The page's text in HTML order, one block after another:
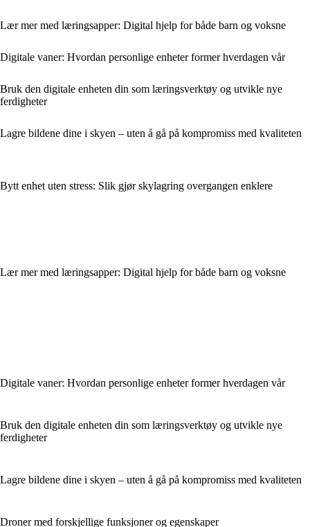
Lær mer med læringsapper: Digital hjelp for både barn og voksne
Digitale vaner: Hvordan personlige enheter former hverdagen vår
Bruk den digitale enheten din som læringsverktøy og utvikle nye
ferdigheter
Lagre bildene dine i skyen – uten å gå på kompromiss med kvaliteten
Bytt enhet uten stress: Slik gjør skylagring overgangen enklere
Lær mer med læringsapper: Digital hjelp for både barn og voksne
Digitale vaner: Hvordan personlige enheter former hverdagen vår
Bruk den digitale enheten din som læringsverktøy og utvikle nye
ferdigheter
Lagre bildene dine i skyen – uten å gå på kompromiss med kvaliteten
Droner med forskjellige funksjoner og egenskaper